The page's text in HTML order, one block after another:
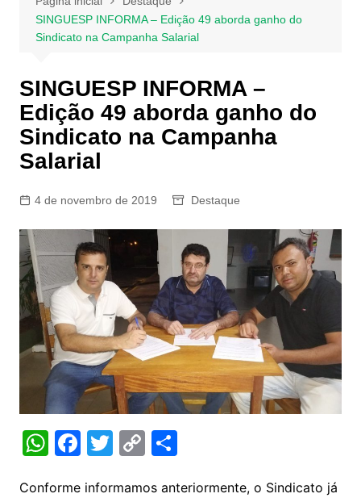
SINGUESP INFORMA – Edição 49 aborda ganho do
Sindicato na Campanha Salarial
SINGUESP INFORMA –
Edição 49 aborda ganho do
Sindicato na Campanha
Salarial
4 de novembro de 2019 Destaque
W
at
F
c
T
itt
C
p
S
ar
Conforme informamos anteriormente, o Sindicato já